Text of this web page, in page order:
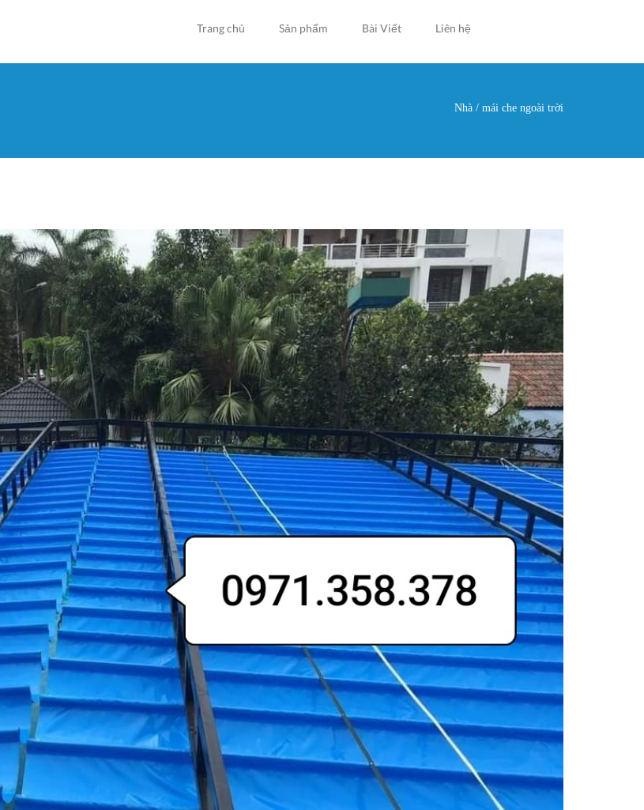
Trang chủ Sản phẩm Bài Viết Liên hệ
Nhà / mái che ngoài trời